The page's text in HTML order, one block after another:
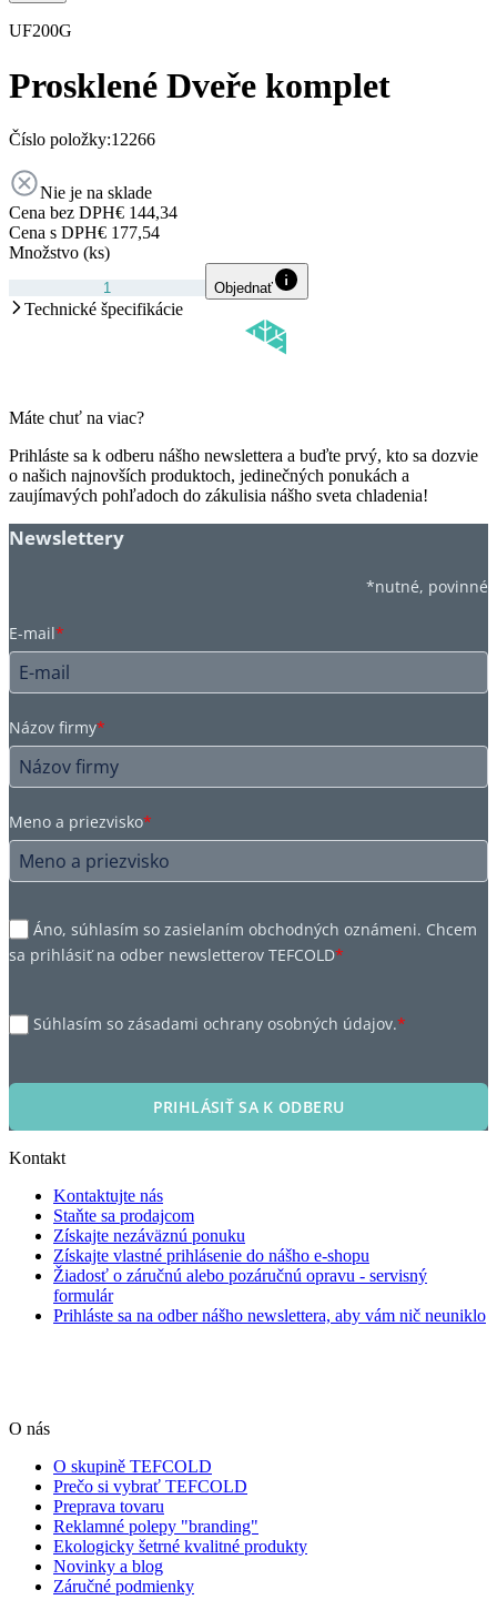
UF200G
Prosklené Dveře komplet
Číslo položky:12266
Nie je na sklade
Cena bez DPH€ 144,34
Cena s DPH€ 177,54
Množstvo (ks)
Objednať
Technické špecifikácie
Máte chuť na viac?
Prihláste sa k odberu nášho newslettera a buďte prvý, kto sa dozvie
o našich najnovších produktoch, jedinečných ponukách a
zaujímavých pohľadoch do zákulisia nášho sveta chladenia!
Newslettery
*nutné, povinné
E-mail*
Názov firmy*
Meno a priezvisko*
Áno, súhlasím so zasielaním obchodných oznámeni. Chcem
sa prihlásiť na odber newsletterov TEFCOLD*
Súhlasím so zásadami ochrany osobných údajov.*
PRIHLÁSIŤ SA K ODBERU
Kontakt
Kontaktujte nás
Staňte sa prodajcom
Získajte nezáväznú ponuku
Získajte vlastné prihlásenie do nášho e-shopu
Žiadosť o záručnú alebo pozáručnú opravu - servisný
formulár
Prihláste sa na odber nášho newslettera, aby vám nič neuniklo
O nás
O skupině TEFCOLD
Prečo si vybrať TEFCOLD
Preprava tovaru
Reklamné polepy "branding"
Ekologicky šetrné kvalitné produkty
Novinky a blog
Záručné podmienky